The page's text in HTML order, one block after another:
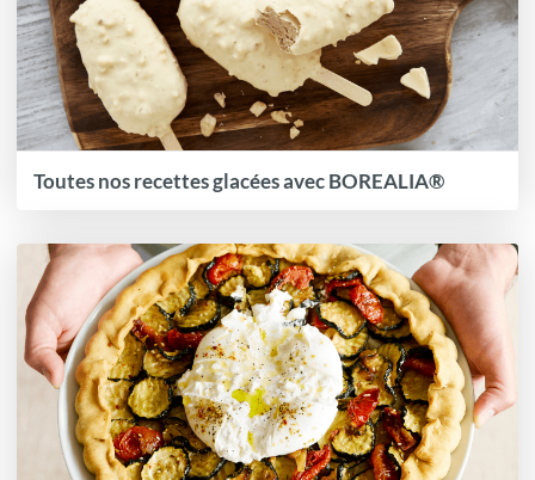
Toutes nos recettes glacées avec BOREALIA®